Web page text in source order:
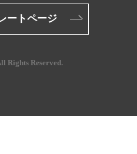
ートページ
Rights Reserved.